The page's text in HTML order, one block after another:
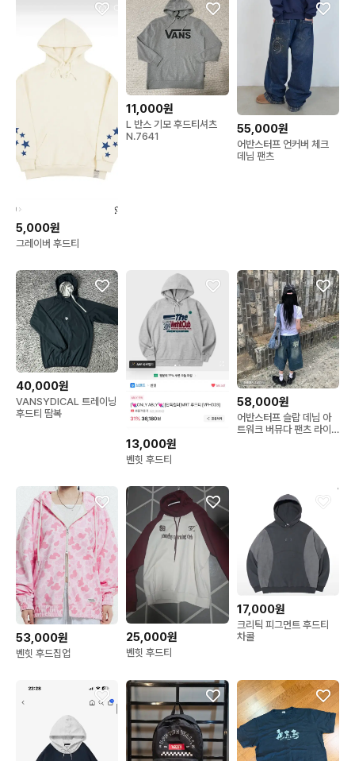
5,000원
그레이버 후드티
11,000원
L 반스 기모 후드티셔츠
N.7641
55,000원
어반스터프 언커버 체크
데님 팬츠
40,000원
VANSYDICAL 트레이닝
후드티 땀복
13,000원
벤힛 후드티
58,000원
어반스터프 슬랍 데님 아
트워크 버뮤다 팬츠 라이
53,000원
벤힛 후드집업
25,000원
벤힛 후드티
17,000원
크리틱 피그먼트 후드티
차콜